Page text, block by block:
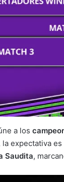
a los
expectativa
Saudita,